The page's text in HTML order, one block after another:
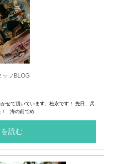
ッフBLOG
せて頂いています、松永です！ 先日、兵
！ 海の前でめ
読む